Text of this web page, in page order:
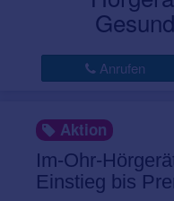
Anrufen
Aktion
Im-Ohr-
Einstieg bis